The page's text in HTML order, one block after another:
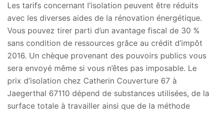
Les tarifs concernant l’isolation peuvent être réduits
avec les diverses aides de la rénovation énergétique.
Vous pouvez tirer parti d’un avantage fiscal de 30 %
sans condition de ressources grâce au crédit d’impôt
2016. Un chèque provenant des pouvoirs publics vous
sera envoyé même si vous n’êtes pas imposable. Le
prix d’isolation chez Catherin Couverture 67 à
Jaegerthal 67110 dépend de substances utilisées, de la
surface totale à travailler ainsi que de la méthode